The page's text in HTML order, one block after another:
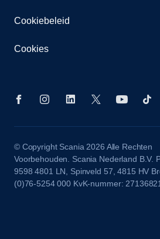
Cookiebeleid
Cookies
© Copyright Scania 2026 Alle Rechten
Voorbehouden. Scania Nederland B.V.
9598 4801 LN, Spinveld 57, 4815 HV
(0)76-5254 000 KvK-nummer: 27136821